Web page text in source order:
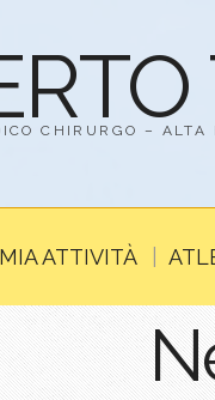
CHIRURGO – ALTA
ATTIVITÀ